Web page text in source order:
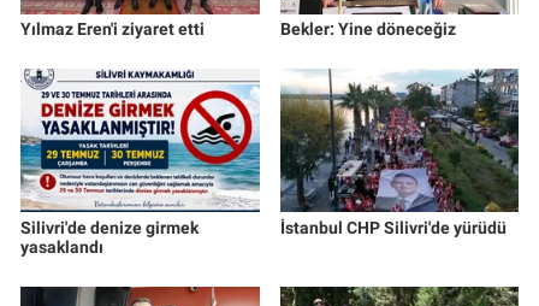
Yılmaz Eren'i ziyaret etti Bekler: Yine döneceğiz
Silivri'de denize girmek
yasaklandı
İstanbul CHP Silivri'de yürüdü